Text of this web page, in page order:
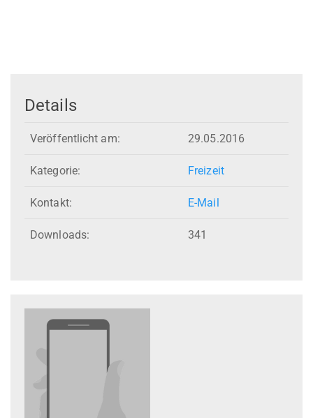
Details
Veröffentlicht am: 29.05.2016
Kategorie: Freizeit
Kontakt: E-Mail
Downloads: 341